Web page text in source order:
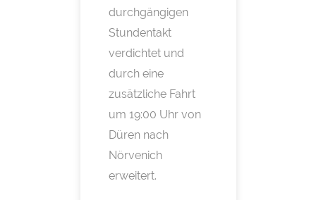
durchgängigen
Stundentakt
verdichtet und
durch eine
zusätzliche Fahrt
um 19:00 Uhr von
Düren nach
Nörvenich
erweitert.